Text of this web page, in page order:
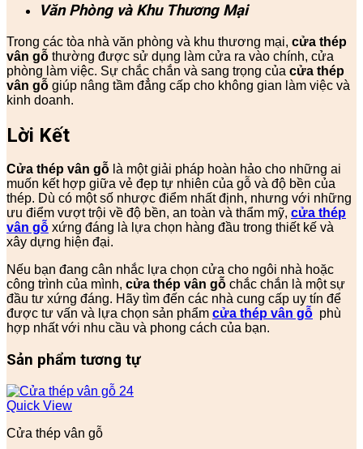
Văn Phòng và Khu Thương Mại
Trong các tòa nhà văn phòng và khu thương mại, cửa thép
vân gỗ thường được sử dụng làm cửa ra vào chính, cửa
phòng làm việc. Sự chắc chắn và sang trọng của cửa thép
vân gỗ giúp nâng tầm đẳng cấp cho không gian làm việc và
kinh doanh.
Lời Kết
Cửa thép vân gỗ là một giải pháp hoàn hảo cho những ai
muốn kết hợp giữa vẻ đẹp tự nhiên của gỗ và độ bền của
thép. Dù có một số nhược điểm nhất định, nhưng với những
ưu điểm vượt trội về độ bền, an toàn và thẩm mỹ, cửa thép
vân gỗ xứng đáng là lựa chọn hàng đầu trong thiết kế và
xây dựng hiện đại.
Nếu bạn đang cân nhắc lựa chọn cửa cho ngôi nhà hoặc
công trình của mình, cửa thép vân gỗ chắc chắn là một sự
đầu tư xứng đáng. Hãy tìm đến các nhà cung cấp uy tín để
được tư vấn và lựa chọn sản phẩm cửa thép vân gỗ phù
hợp nhất với nhu cầu và phong cách của bạn.
Sản phẩm tương tự
Quick View
Cửa thép vân gỗ